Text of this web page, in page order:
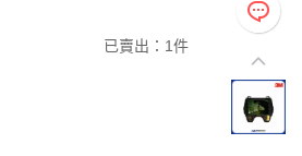
已賣出：1件